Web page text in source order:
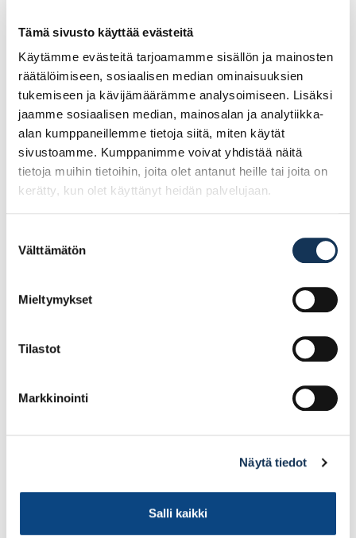
Tämä sivusto käyttää evästeitä
Käytämme evästeitä tarjoamamme sisällön ja mainosten
räätälöimiseen, sosiaalisen median ominaisuuksien
tukemiseen ja kävijämäärämme analysoimiseen. Lisäksi
jaamme sosiaalisen median, mainosalan ja analytiikka-
alan kumppaneillemme tietoja siitä, miten käytät
sivustoamme. Kumppanimme voivat yhdistää näitä
tietoja muihin tietoihin, joita olet antanut heille tai joita on
kerätty, kun olet käyttänyt heidän palvelujaan.
valinta
Välttämätön
Mieltymykset
Tilastot
Markkinointi
Näytä tiedot
Salli kaikki
Tutustu myös
€/m2
17.13€ /m2 (alv. 0%)
eriste 100x585x2485
Lisää tilauskoriin